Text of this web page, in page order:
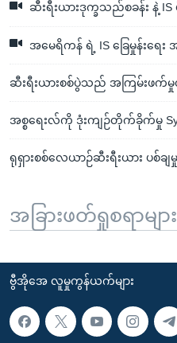
ဆီးရီးယားဒုက္ခသည်စခန်း နဲ့ IS
အမေရိကန် ရဲ့ IS ခြေမှုန်းရေး
ဆီးရီးယားစစ်ပွဲသည် အကြမ်းဖက်
အစ္စရေးလ်ကို ဒုံးကျဉ်တိုက်ခိုက်မှု
ရုရှားစစ်လေယာဉ်ဆီးရီးယား ပစ်ချ
အခြားဖတ်ရှုစရာများ
ဗွီအိုအေ လူမှုကွန်ယက်များ